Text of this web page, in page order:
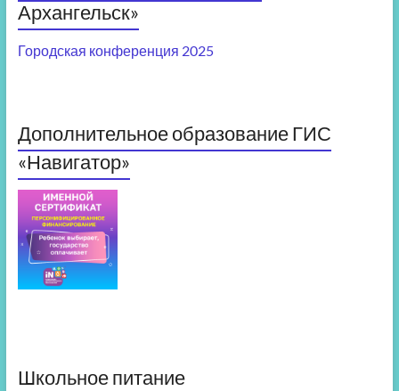
Архангельск»
Городская конференция 2025
Дополнительное образование ГИС
«Навигатор»
Школьное питание